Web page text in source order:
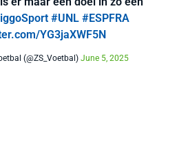
#UNL #ESPFRA
YG3jaXWF5N
(@ZS_Voetbal) June 5, 2025